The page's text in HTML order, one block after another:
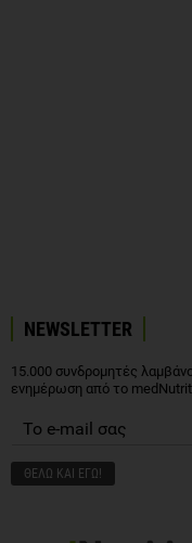
NEWSLETTER
15.000 συνδρομητές
ενημέρωση από το